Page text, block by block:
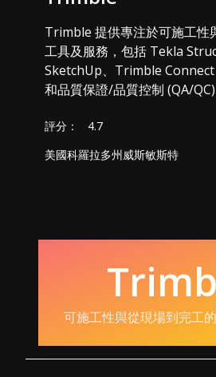
Trimble 提供專注於可施工性
工具及服務，包括 Tekla
SketchUp、Trimble Connect
和品質保證/品質控制 (QA/QC)
評分：
4.7
美國科羅拉多州威斯敏斯特
可施工性與從現場到完工